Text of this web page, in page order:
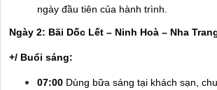
ngày đầu tiên của hành trình.
Ngày 2: Bãi Dốc Lết – Ninh Hoà – Nha
+/ Buổi sáng:
07:00 Dùng bữa sáng tại khách sạn,